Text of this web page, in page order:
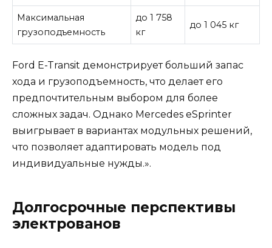
Максимальная
грузоподъемность
до 1 758
кг
до 1 045 кг
Ford E-Transit демонстрирует больший запас
хода и грузоподъемность, что делает его
предпочтительным выбором для более
сложных задач. Однако Mercedes eSprinter
выигрывает в вариантах модульных решений,
что позволяет адаптировать модель под
индивидуальные нужды.».
Долгосрочные перспективы
электрованов